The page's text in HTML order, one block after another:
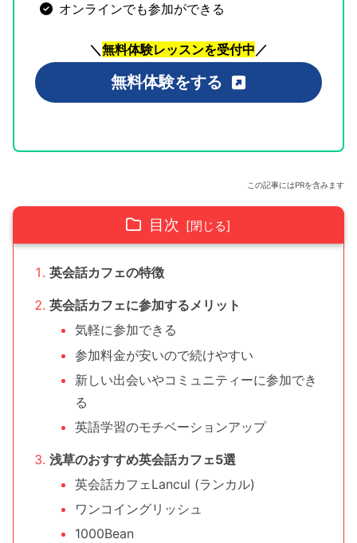
オンラインでも参加ができる
＼無料体験レッスンを受付中／
無料体験をする
この記事にはPRを含みます
目次
英会話カフェの特徴
英会話カフェに参加するメリット
気軽に参加できる
参加料金が安いので続けやすい
新しい出会いやコミュニティーに参加でき
る
英語学習のモチベーションアップ
浅草のおすすめ英会話カフェ5選
英会話カフェLancul (ランカル)
ワンコイングリッシュ
1000Bean